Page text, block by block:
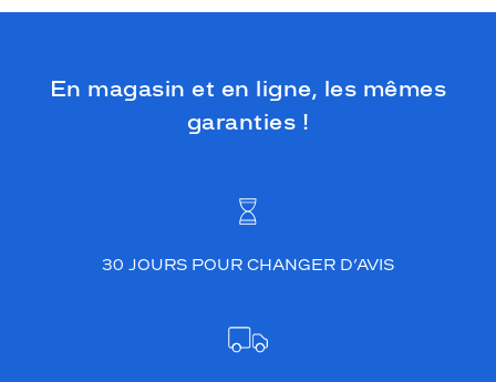
En magasin et en ligne, les mêmes
garanties !
30 JOURS POUR CHANGER D’AVIS